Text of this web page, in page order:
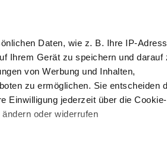
Daten, wie z. B. Ihre IP-
Ihrem Gerät zu speichern und darauf
von Werbung und Inhalten,
zu ermöglichen. Sie entscheiden
Einwilligung jederzeit über die
oder widerrufen